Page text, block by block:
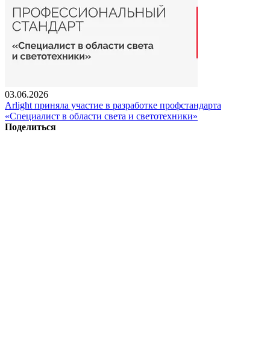
03.06.2026
Arlight приняла участие в разработке профстандарта
«Специалист в области света и светотехники»
Поделиться